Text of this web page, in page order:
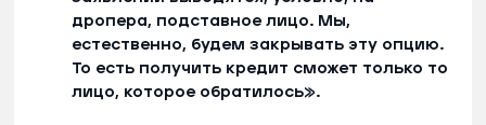
дропера, подставное лицо. Мы,
естественно, будем закрывать эту опцию.
То есть получить кредит сможет только то
лицо, которое обратилось».